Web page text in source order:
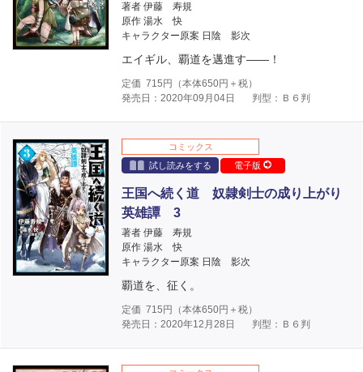
著者 伊藤 寿規
原作 湯水 快
キャラクター原案 日陰 影次
エイギル、覇道を邁進す――！
定価 715 円（本体650円＋税）
発売日：2020年09月04日
判型：Ｂ６判
コミックス
試し読みをする
電子版
王国へ続く道 奴隷剣士の成り上がり
英雄譚 3
著者 伊藤 寿規
原作 湯水 快
キャラクター原案 日陰 影次
覇道を、征く。
定価 715 円（本体650円＋税）
発売日：2020年12月28日
判型：Ｂ６判